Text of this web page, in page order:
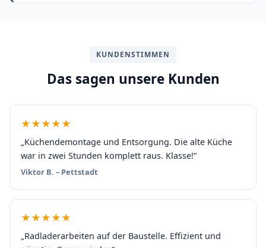
KUNDENSTIMMEN
Das sagen unsere Kunden
★★★★★
„Küchendemontage und Entsorgung. Die alte Küche
war in zwei Stunden komplett raus. Klasse!“
Viktor B. – Pettstadt
★★★★★
„Radladerarbeiten auf der Baustelle. Effizient und